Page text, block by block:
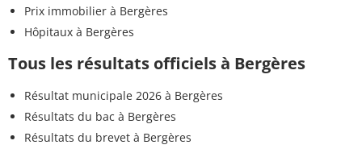
Prix immobilier à Bergères
Hôpitaux à Bergères
Tous les résultats officiels à Bergères
Résultat municipale 2026 à Bergères
Résultats du bac à Bergères
Résultats du brevet à Bergères